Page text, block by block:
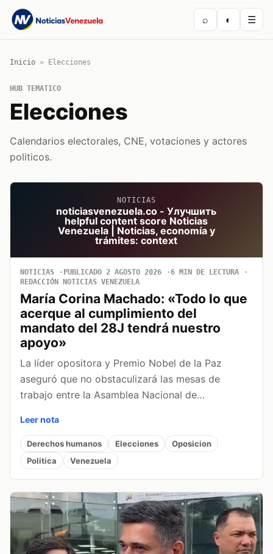
⌕ ◐ ☰
Inicio » Elecciones
HUB TEMATICO
Elecciones
Calendarios electorales, CNE, votaciones y actores
politicos.
NOTICIAS
noticiasvenezuela.co - Улучшить
helpful content score Noticias
Venezuela | Noticias, economía y
trámites: context
NOTICIAS PUBLICADO 2 AGOSTO 2026
6 MIN DE LECTURA
REDACCIÓN NOTICIAS VENEZUELA
María Corina Machado: «Todo lo que
acerque al cumplimiento del
mandato del 28J tendrá nuestro
apoyo»
La líder opositora y Premio Nobel de la Paz
aseguró que no obstaculizará las mesas de
trabajo entre la Asamblea Nacional de…
Leer nota
Derechos humanos Elecciones
Oposicion
Politica
Venezuela